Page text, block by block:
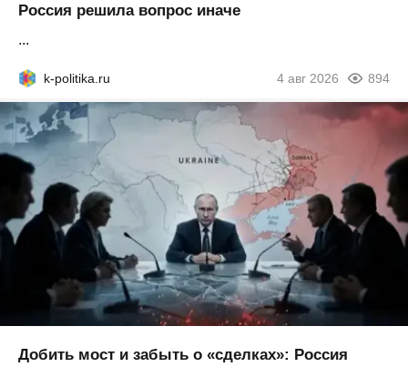
Россия решила вопрос иначе
...
k-politika.ru 4 авг 2026 894
Добить мост и забыть о «сделках»: Россия